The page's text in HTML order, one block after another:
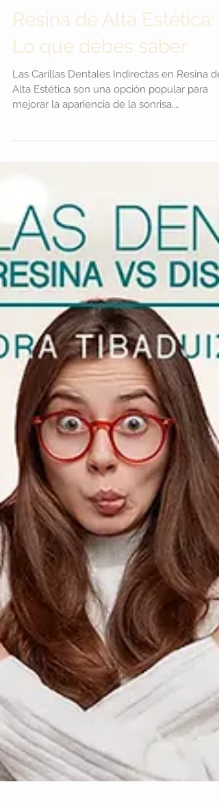
Dentales Indirectas en
Resina de Alta Estética:
Lo que debes saber
Las Carillas Dentales Indirectas en Resina de
mejorar la apariencia de la sonrisa.
Resina de Alta Estética? Las Carillas Dentales
Indirectas en Resina de Alta Estética son
delgadas láminas de material compuesto de
resina que se colocan sobre la superficie
frontal de los dientes para mejorar su apar